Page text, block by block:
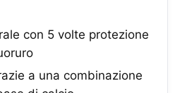
con 5 volte protezione
a una combinazione